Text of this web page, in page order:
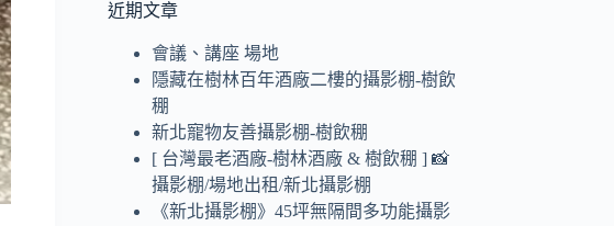
近期文章
會議、講座 場地
隱藏在樹林百年酒廠二樓的攝影棚-樹飲
稝
新北寵物友善攝影棚-樹飲稝
[ 台灣最老酒廠-樹林酒廠 & 樹飲稝 ] 📸
攝影棚/場地出租/新北攝影棚
《新北攝影棚》45坪無隔間多功能攝影